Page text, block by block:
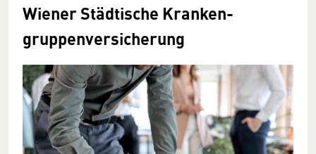
Wiener Städtische Kranken­
gruppen­versicherung